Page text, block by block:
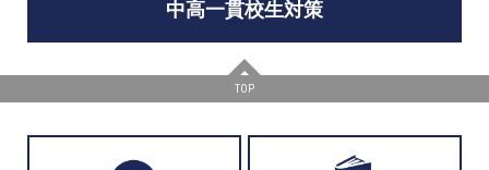
中高一貫校生対策
TOP